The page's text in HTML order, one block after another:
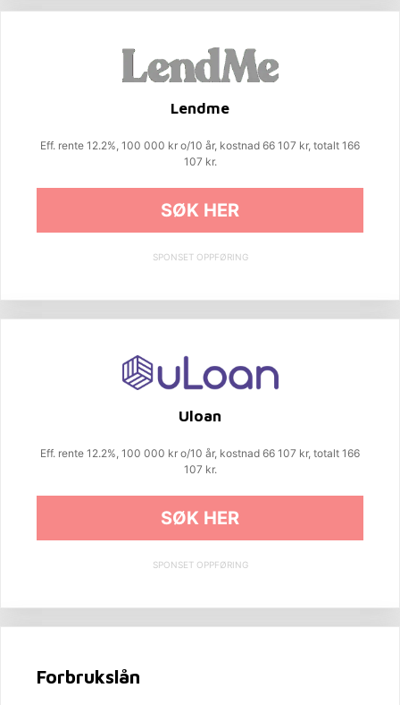
Lendme
Eff. rente 12.2%, 100 000 kr o/10 år, kostnad 66 107 kr, totalt 166
107 kr.
SØK HER
SPONSET OPPFØRING
Uloan
Eff. rente 12.2%, 100 000 kr o/10 år, kostnad 66 107 kr, totalt 166
107 kr.
SØK HER
SPONSET OPPFØRING
Forbrukslån